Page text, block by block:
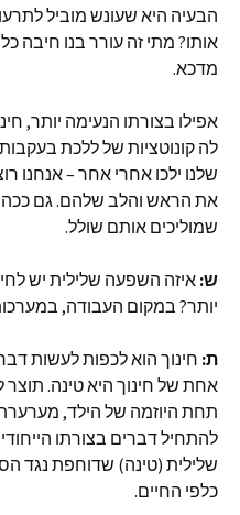
הבעיה היא שעונש מוביל
אותו? מתי זה עורר בנו חיבה
מדכא.
אפילו בצורתו הנעימה יותר,
לה קונוטציות של ללכת
שלנו ילכו אחרי אחר – אנחנו
את הראש והלב שלהם. גם ככה
שמוליכים אותם שולל.
ש: איזה השפעה שלילית יש
יותר? במקום העבודה,
ת: חינוך הוא לכפות לעשות
אחת של חינוך היא טינה. תוצר
תחת היוזמה של הילד,
להתחיל דברים בצורתו
שלילית (טינה) שדוחפת נגד
כלפי החיים.